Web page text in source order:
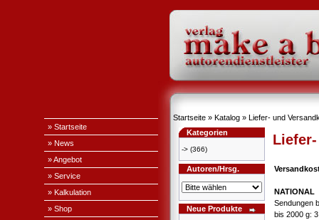
» Startseite
» News
» Angebot
» Service
» Kalkulation
» Shop
Startseite » Katalog » Liefer- und
Kategorien
-> (366)
Autoren/Hrsg.
Neue Produkte
NATIONAL
Sendungen
bis 2000 g: